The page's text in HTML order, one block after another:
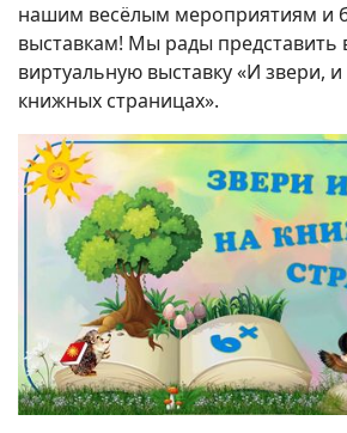
нашим весёлым мероприятиям и
выставкам! Мы рады
виртуальную выставку «И звери,
книжных страницах».